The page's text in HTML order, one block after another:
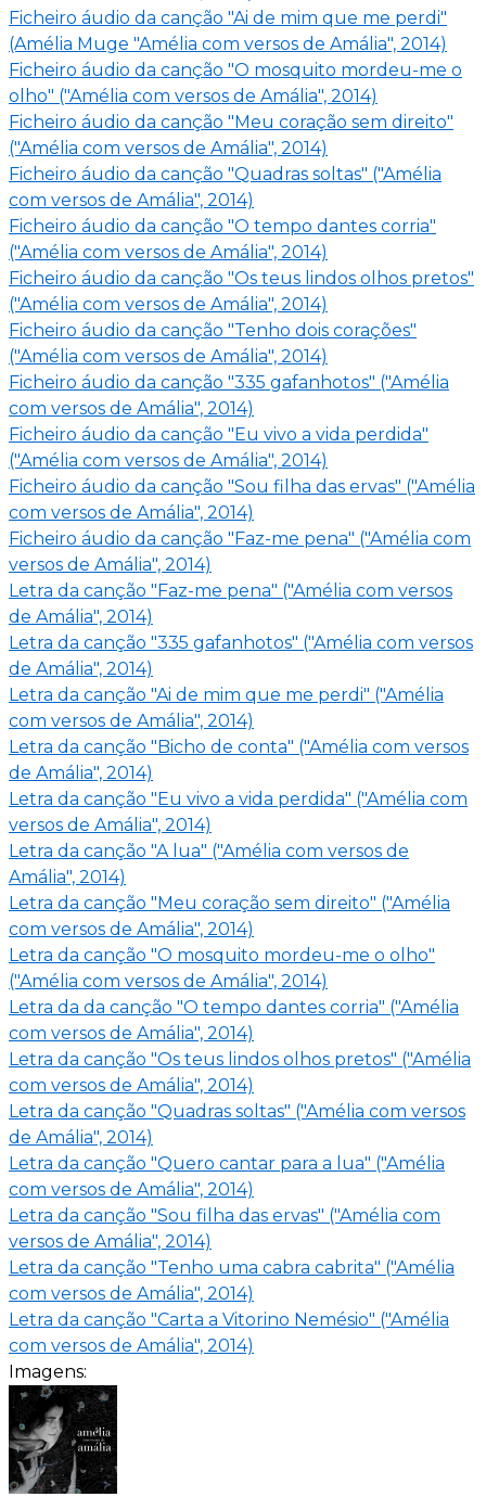
Ficheiro áudio da canção "Ai de mim que me perdi"
(Amélia Muge "Amélia com versos de Amália", 2014)
Ficheiro áudio da canção "O mosquito mordeu-me o
olho" ("Amélia com versos de Amália", 2014)
Ficheiro áudio da canção "Meu coração sem direito"
("Amélia com versos de Amália", 2014)
Ficheiro áudio da canção "Quadras soltas" ("Amélia
com versos de Amália", 2014)
Ficheiro áudio da canção "O tempo dantes corria"
("Amélia com versos de Amália", 2014)
Ficheiro áudio da canção "Os teus lindos olhos pretos"
("Amélia com versos de Amália", 2014)
Ficheiro áudio da canção "Tenho dois corações"
("Amélia com versos de Amália", 2014)
Ficheiro áudio da canção "335 gafanhotos" ("Amélia
com versos de Amália", 2014)
Ficheiro áudio da canção "Eu vivo a vida perdida"
("Amélia com versos de Amália", 2014)
Ficheiro áudio da canção "Sou filha das ervas" ("Amélia
com versos de Amália", 2014)
Ficheiro áudio da canção "Faz-me pena" ("Amélia com
versos de Amália", 2014)
Letra da canção "Faz-me pena" ("Amélia com versos
de Amália", 2014)
Letra da canção "335 gafanhotos" ("Amélia com versos
de Amália", 2014)
Letra da canção "Ai de mim que me perdi" ("Amélia
com versos de Amália", 2014)
Letra da canção "Bicho de conta" ("Amélia com versos
de Amália", 2014)
Letra da canção "Eu vivo a vida perdida" ("Amélia com
versos de Amália", 2014)
Letra da canção "A lua" ("Amélia com versos de
Amália", 2014)
Letra da canção "Meu coração sem direito" ("Amélia
com versos de Amália", 2014)
Letra da canção "O mosquito mordeu-me o olho"
("Amélia com versos de Amália", 2014)
Letra da da canção "O tempo dantes corria" ("Amélia
com versos de Amália", 2014)
Letra da canção "Os teus lindos olhos pretos" ("Amélia
com versos de Amália", 2014)
Letra da canção "Quadras soltas" ("Amélia com versos
de Amália", 2014)
Letra da canção "Quero cantar para a lua" ("Amélia
com versos de Amália", 2014)
Letra da canção "Sou filha das ervas" ("Amélia com
versos de Amália", 2014)
Letra da canção "Tenho uma cabra cabrita" ("Amélia
com versos de Amália", 2014)
Letra da canção "Carta a Vitorino Nemésio" ("Amélia
com versos de Amália", 2014)
Imagens: